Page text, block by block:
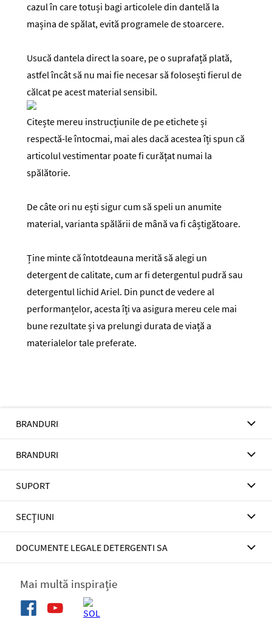
cazul în care totuși bagi articolele din dantelă la
mașina de spălat, evită programele de stoarcere.
Usucă dantela direct la soare, pe o suprafață plată,
astfel încât să nu mai fie necesar să folosești fierul de
călcat pe acest material sensibil.
Citește mereu instrucțiunile de pe etichete și
respectă-le întocmai, mai ales dacă acestea îți spun că
articolul vestimentar poate fi curățat numai la
spălătorie.
De câte ori nu ești sigur cum să speli un anumite
material, varianta spălării de mână va fi câștigătoare.
Ține minte că întotdeauna merită să alegi un
detergent de calitate, cum ar fi detergentul pudră sau
detergentul lichid Ariel. Din punct de vedere al
performanțelor, acesta îți va asigura mereu cele mai
bune rezultate și va prelungi durata de viață a
materialelor tale preferate.
BRANDURI
BRANDURI
SUPORT
SECŢIUNI
DOCUMENTE LEGALE DETERGENTI SA
Mai multă inspirație